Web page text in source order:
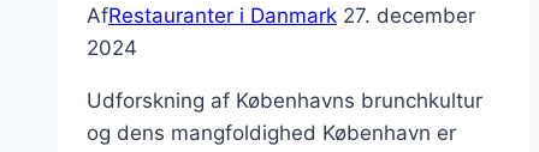
AfRestauranter i Danmark 27. december
2024
Udforskning af Københavns brunchkultur
og dens mangfoldighed København er